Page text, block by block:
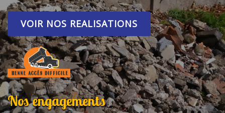
VOIR NOS REALISATIONS
Nos engagements